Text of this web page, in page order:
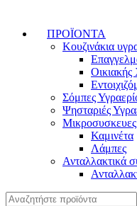
ΠΡΟΪΟΝΤΑ
Κουζινάκια
Σόμπες
Ψησταριές
Μικροσυσκευες
Καμινέτα
Λάμπες
Ανταλλακτικά